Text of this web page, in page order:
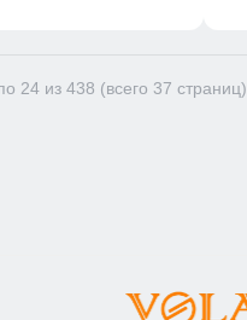
24 из 438 (всего 37 страниц)